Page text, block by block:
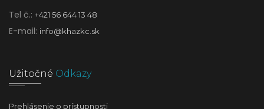
Tel č.: +421 56 644 13 48
E-mail: info@khazkc.sk
Užitočné Odkazy
Prehlásenie o prístupnosti